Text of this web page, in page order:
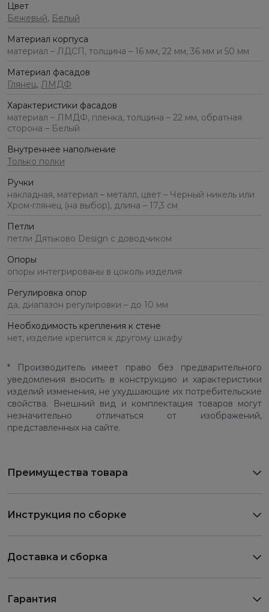
Цвет
Бежевый, Белый
Материал корпуса
материал – ЛДСП, толщина – 16 мм, 22 мм, 36 мм и 50 мм
Материал фасадов
Глянец, ЛМДФ
Характеристики фасадов
материал – ЛМДФ, пленка, толщина – 22 мм, обратная
сторона – Белый
Внутреннее наполнение
Только полки
Ручки
накладная, материал – металл, цвет – Черный никель или
Хром-глянец (на выбор), длина – 17,3 см
Петли
петли Дятьково Design с доводчиком
Опоры
опоры интегрированы в цоколь изделия
Регулировка опор
да, диапазон регулировки – до 10 мм
Необходимость крепления к стене
нет, изделие крепится к другому шкафу
* Производитель имеет право без предварительного
уведомления вносить в конструкцию и характеристики
изделий изменения, не ухудшающие их потребительские
свойства. Внешний вид и комплектация товаров могут
незначительно отличаться от изображений,
представленных на сайте.
Преимущества товара
Инструкция по сборке
Доставка и сборка
Гарантия